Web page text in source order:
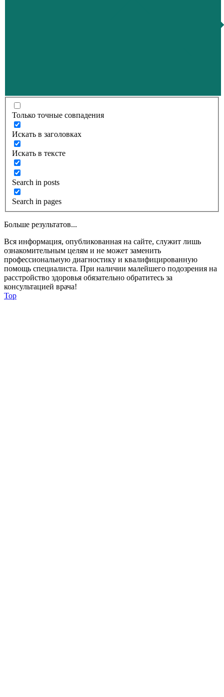
Только точные совпадения
Искать в заголовках
Искать в тексте
Search in posts
Search in pages
Больше результатов...
Вся информация, опубликованная на сайте, служит лишь
ознакомительным целям и не может заменить
профессиональную диагностику и квалифицированную
помощь специалиста. При наличии малейшего подозрения на
расстройство здоровья обязательно обратитесь за
консультацией врача!
Top